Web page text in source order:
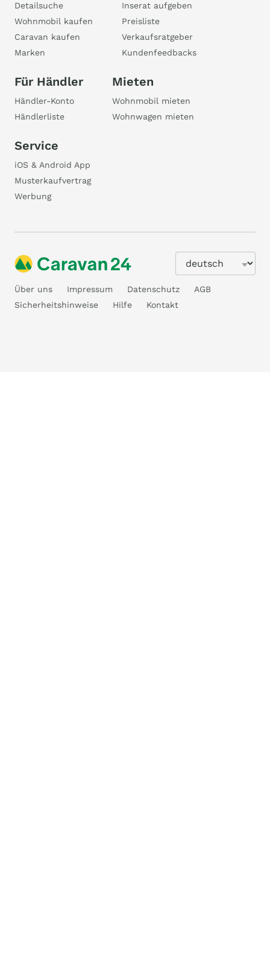
Detailsuche
Wohnmobil kaufen
Caravan kaufen
Marken
Inserat aufgeben
Preisliste
Verkaufsratgeber
Kundenfeedbacks
Für Händler
Händler-Konto
Händlerliste
Mieten
Wohnmobil mieten
Wohnwagen mieten
Service
iOS & Android App
Musterkaufvertrag
Werbung
Über uns Impressum Datenschutz
AGB
Sicherheitshinweise
Hilfe Kontakt